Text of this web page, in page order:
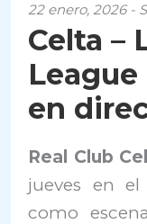
22 enero, 2026 -
Celta –
en
Real Club
jueves en el
como